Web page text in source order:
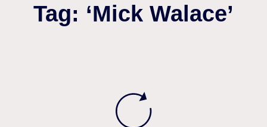
Tag: ‘Mick Walace’